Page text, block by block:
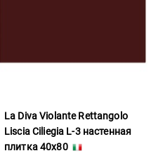
La Diva Violante Rettangolo
Liscia Ciliegia L-3 настенная
плитка 40x80